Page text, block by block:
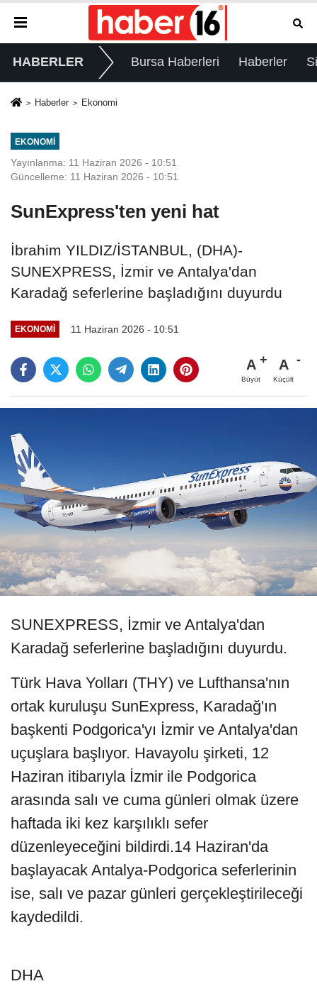
HABERLER Bursa Haberleri Haberler
Haberler Ekonomi
EKONOMI
Yayınlanma: 11 Haziran 2026 - 10:51
Güncelleme: 11 Haziran 2026 - 10:51
SunExpress'ten yeni hat
İbrahim YILDIZ/İSTANBUL, (DHA)-
SUNEXPRESS, İzmir ve Antalya'dan
Karadağ seferlerine başladığını duyurdu
EKONOMI 11 Haziran 2026 - 10:51
A
Büyüt
A
Küçült
SUNEXPRESS, İzmir ve Antalya'dan
Karadağ seferlerine başladığını duyurdu.
Türk Hava Yolları (THY) ve Lufthansa'nın
ortak kuruluşu SunExpress, Karadağ'ın
başkenti Podgorica'yı İzmir ve Antalya'dan
uçuşlara başlıyor. Havayolu şirketi, 12
Haziran itibarıyla İzmir ile Podgorica
arasında salı ve cuma günleri olmak üzere
haftada iki kez karşılıklı sefer
düzenleyeceğini bildirdi.14 Haziran'da
başlayacak Antalya-Podgorica seferlerinin
ise, salı ve pazar günleri gerçekleştirileceği
kaydedildi.
DHA